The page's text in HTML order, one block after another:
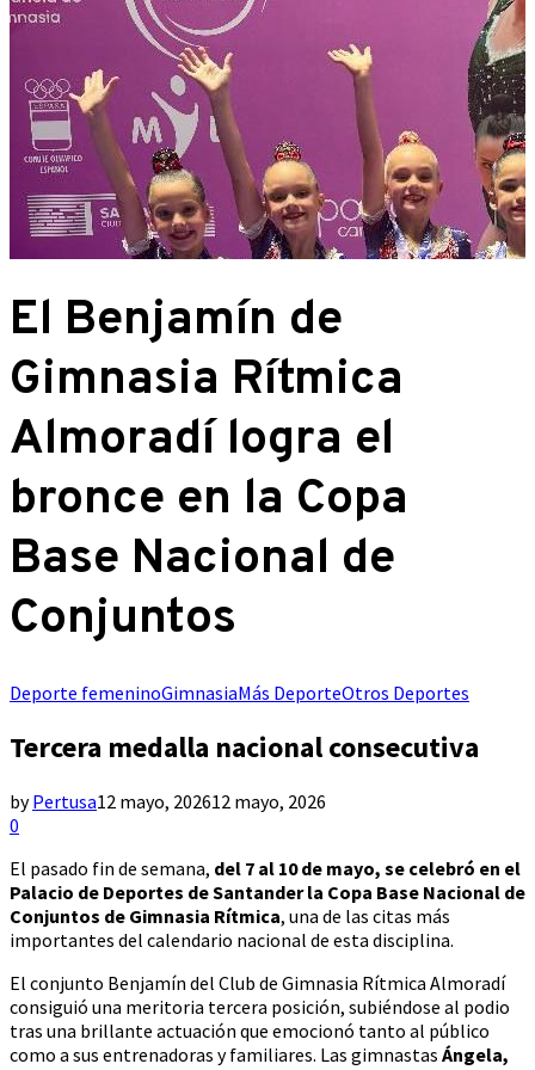
El Benjamín de
Gimnasia Rítmica
Almoradí logra el
bronce en la Copa
Base Nacional de
Conjuntos
Deporte femeninoGimnasiaMás DeporteOtros Deportes
Tercera medalla nacional consecutiva
byPertusa12 mayo, 202612 mayo, 2026
0
El pasado fin de semana, del 7 al 10 de mayo, se celebró en el
Palacio de Deportes de Santander la Copa Base Nacional de
Conjuntos de Gimnasia Rítmica, una de las citas más
importantes del calendario nacional de esta disciplina.
El conjunto Benjamín del Club de Gimnasia Rítmica Almoradí
consiguió una meritoria tercera posición, subiéndose al podio
tras una brillante actuación que emocionó tanto al público
como a sus entrenadoras y familiares. Las gimnastas Ángela,